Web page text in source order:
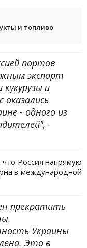
и топливо
портов
экспорт
и
- одного из
-
Россия напрямую
в международной
прекратить
Украины
Это в